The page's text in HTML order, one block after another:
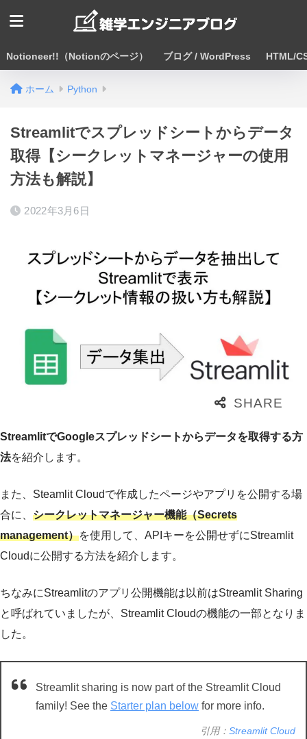
Notioneer!!（Notionのページ） ブログ / WordPress HTML/
ホーム Python
Streamlitでスプレッドシートからデータ
取得【シークレットマネージャーの使用
方法も解説】
2022年3月6日
StreamlitでGoogleスプレッドシートからデータを取得する方
法を紹介します。
また、Steamlit Cloudで作成したページやアプリを公開する場
合に、 シークレットマネージャー機能（Secrets
management）を使用して、APIキーを公開せずにStreamlit
Cloudに公開する方法を紹介します。
ちなみにStreamlitのアプリ公開機能は以前はStreamlit Sharing
と呼ばれていましたが、Streamlit Cloudの機能の一部となりま
した。
Streamlit sharing is now part of the Streamlit Cloud
family! See the Starter plan below for more info.
引用： Streamlit Cloud